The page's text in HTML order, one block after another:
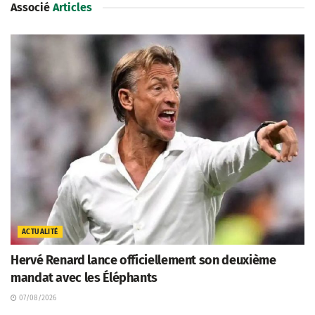
Associé Articles
ACTUALITÉ
Hervé Renard lance officiellement son deuxième
mandat avec les Éléphants
07/08/2026